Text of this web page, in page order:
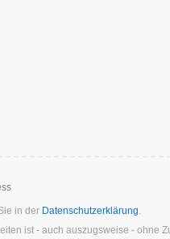
in der Datenschutzerklärung.
ist - auch auszugsweise - ohne